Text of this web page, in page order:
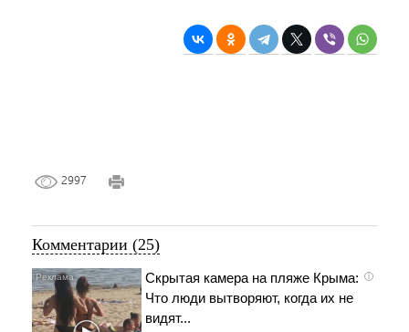
2997
Комментарии (25)
i
Скрытая камера на пляже Крыма:
Что люди вытворяют, когда их не
видят...